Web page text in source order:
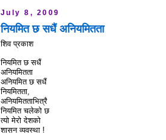
July 8, 2009
नियमित छ सधैं अनियमितता
शिव प्रकाश
नियमित छ सधैं
अनियमितता
अनियमित छ सधैं
नियमितता,
अनियमितताभित्रै
नियमित चलेको छ
त्यो मेरो देशको
शासन व्यवस्था !